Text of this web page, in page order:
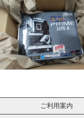
ご利用案内